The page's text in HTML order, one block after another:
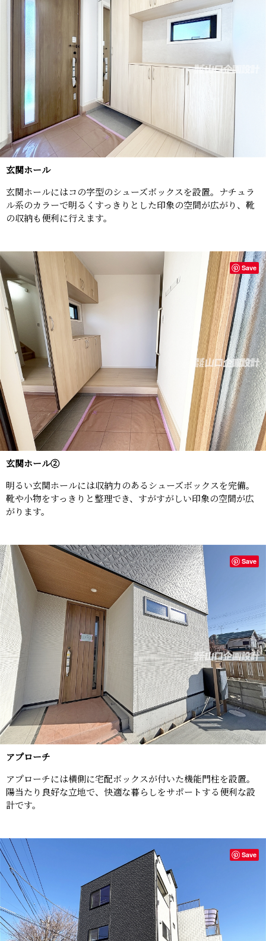
玄関ホール
玄関ホールにはコの字型のシューズボックスを設置。ナチュラ
ル系のカラーで明るくすっきりとした印象の空間が広がり、靴
の収納も便利に行えます。
玄関ホール②
明るい玄関ホールには収納力のあるシューズボックスを完備。
靴や小物をすっきりと整理でき、すがすがしい印象の空間が広
がります。
Save
アプローチ
アプローチには横側に宅配ボックスが付いた機能門柱を設置。
陽当たり良好な立地で、快適な暮らしをサポートする便利な設
計です。
Save
Save